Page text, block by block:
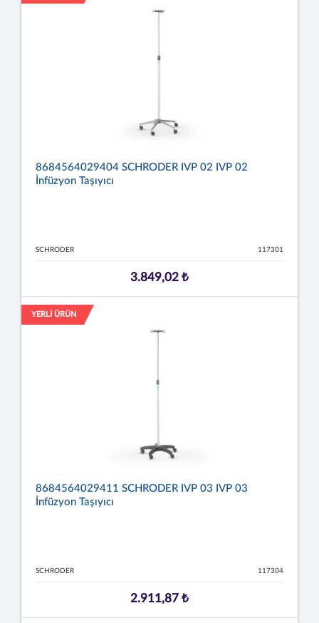
8684564029404 SCHRODER IVP 02 IVP 02
İnfüzyon Taşıyıcı
SCHRODER 117301
3.849,02 ₺
YERLİ ÜRÜN
8684564029411 SCHRODER IVP 03 IVP 03
İnfüzyon Taşıyıcı
SCHRODER 117304
2.911,87 ₺